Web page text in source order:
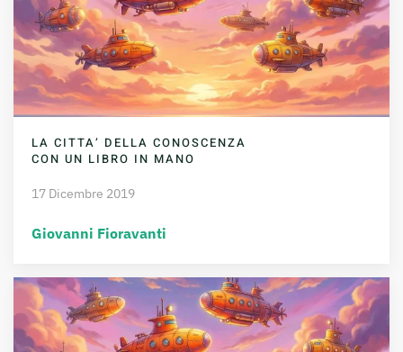
LA CITTA’ DELLA CONOSCENZA
CON UN LIBRO IN MANO
17 Dicembre 2019
Giovanni Fioravanti